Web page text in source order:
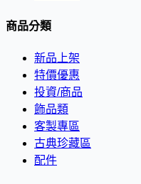
商品分類
新品上架
特價優惠
投資/商品
飾品類
客製專區
古典珍藏區
配件